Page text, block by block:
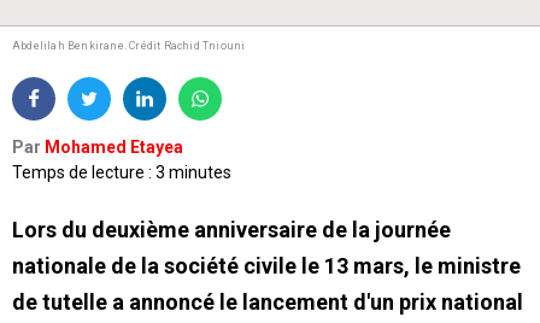
Abdelilah Benkirane. Crédit Rachid Tniouni
Par Mohamed Etayea
Temps de lecture : 3 minutes
Lors du deuxième anniversaire de la journée
nationale de la société civile le 13 mars, le ministre
de tutelle a annoncé le lancement d'un prix national